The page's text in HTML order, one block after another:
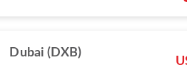
Dubai (DXB)